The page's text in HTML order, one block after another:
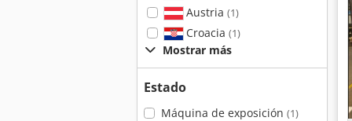
Austria (1)
Croacia (1)
Mostrar más
Estado
Máquina de exposición (1)